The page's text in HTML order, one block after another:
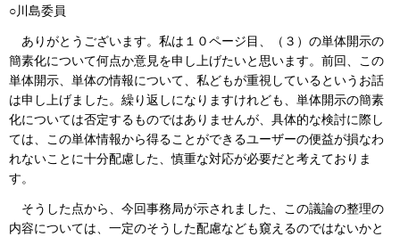
○川島委員
ありがとうございます。私は１０ページ目、（３）の単体開示の
簡素化について何点か意見を申し上げたいと思います。前回、この
単体開示、単体の情報について、私どもが重視しているというお話
は申し上げました。繰り返しになりますけれども、単体開示の簡素
化については否定するものではありませんが、具体的な検討に際し
ては、この単体情報から得ることができるユーザーの便益が損なわ
れないことに十分配慮した、慎重な対応が必要だと考えておりま
す。
そうした点から、今回事務局が示されました、この議論の整理の
内容については、一定のそうした配慮なども窺えるのではないかと